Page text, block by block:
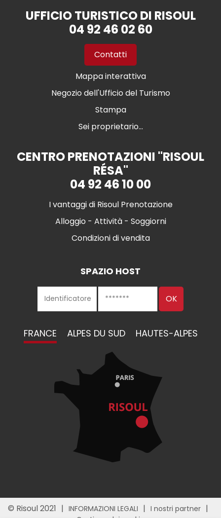
UFFICIO TURISTICO DI RISOUL
04 92 46 02 60
Contatti
Mappa interattiva
Negozio dell'Ufficio del Turismo
Stampa
Sei proprietario...
CENTRO PRENOTAZIONI "RISOUL
RÉSA"
04 92 46 10 00
I vantaggi di Risoul Prenotazione
Alloggio - Attività - Soggiorni
Condizioni di vendita
SPAZIO HOST
FRANCE ALPES DU SUD HAUTES-ALPES
© Risoul 2021 INFORMAZIONI LEGALI
I nostri partner